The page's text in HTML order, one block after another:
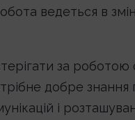
ведеться в
за
добре
і